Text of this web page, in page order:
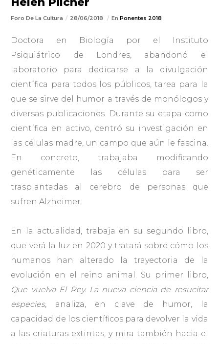
Foro De La Cultura 28/06/2018 EnPonentes 2018
Doctora en Biología por el Instituto
Psiquiátrico de Londres, abandonó el
laboratorio para dedicarse a la divulgación
científica para todos los públicos, tarea para la
que se sirve del humor a través de monólogos y
diversas publicaciones. Durante su etapa como
científica en activo, centró su investigación en
las células madre, un campo que aún le fascina.
En concreto, trabajaba modificando
genéticamente las células para ser
trasplantadas al cerebro de personas que
sufren Alzheimer.
En la actualidad, trabaja en su segundo libro,
que verá la luz en 2020 y tratará sobre cómo los
humanos han alterado la trayectoria de la
evolución en el reino animal. Su primer libro,
Que vuelva El Rey. La nueva ciencia de resucitar
especies, analiza, en clave de humor, la
capacidad de los científicos para devolver la vida
a las criaturas extintas, y mira también hacia el